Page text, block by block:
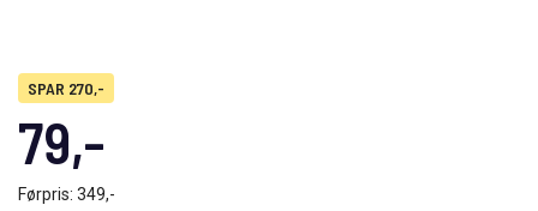
SPAR 270,-
79,-
Førpris: 349,-